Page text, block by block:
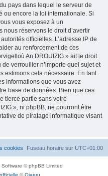
pays dans lequel le serveur de
ou encore la loi internationale. Si
vous exposez à un
nous réservons le droit d’avertir
officielles. L’adresse IP de
au renforcement de ces
An DROUIZIG » ait le droit
verrouiller n’importe quel sujet et
estimons cela nécessaire. En tant
informations que vous avez
base de données. Bien que ces
tierce partie sans votre
», ni phpBB, ne pourront être
de piratage informatique visant
Fuseau horaire sur UTC+01:00
cookies
Software © phpBB Limited
©Qiaeru